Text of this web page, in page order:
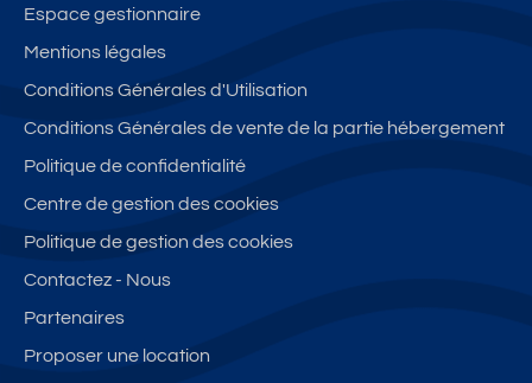
Espace gestionnaire
Mentions légales
Conditions Générales d'Utilisation
Conditions Générales de vente de la partie hébergement
Politique de confidentialité
Centre de gestion des cookies
Politique de gestion des cookies
Contactez - Nous
Partenaires
Proposer une location